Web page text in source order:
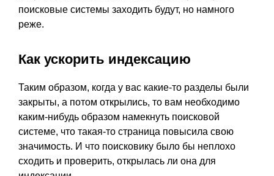
поисковые системы заходить будут, но намного
реже.
Как ускорить индексацию
Таким образом, когда у вас какие-то разделы были
закрыты, а потом открылись, то вам необходимо
каким-нибудь образом намекнуть поисковой
системе, что такая-то страница повысила свою
значимость. И что поисковику было бы неплохо
сходить и проверить, открылась ли она для